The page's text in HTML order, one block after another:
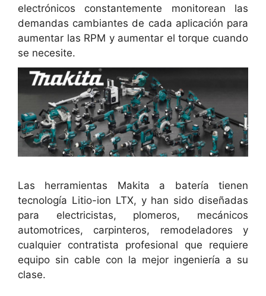
electrónicos constantemente monitorean las
demandas cambiantes de cada aplicación para
aumentar las RPM y aumentar el torque cuando
se necesite.
Las herramientas Makita a batería tienen
tecnología Litio-ion LTX, y han sido diseñadas
para electricistas, plomeros, mecánicos
automotrices, carpinteros, remodeladores y
cualquier contratista profesional que requiere
equipo sin cable con la mejor ingeniería a su
clase.